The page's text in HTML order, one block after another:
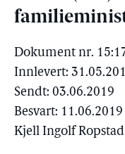
Dokument nr.
Innlevert:
Sendt: 03.06.2019
Besvart:
Kjell Ingolf Ropstad